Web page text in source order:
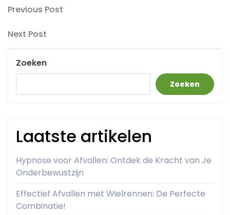
Berichtnavigatie
Previous
Previous Post
Next
Next Post
Zoeken
Zoeken
Laatste artikelen
Hypnose voor Afvallen: Ontdek de Kracht van Je
Onderbewustzijn
Effectief Afvallen met Wielrennen: De Perfecte
Combinatie!